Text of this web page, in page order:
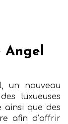
Angel
un nouveau
luxueuses
ainsi que des
afin d’offrir